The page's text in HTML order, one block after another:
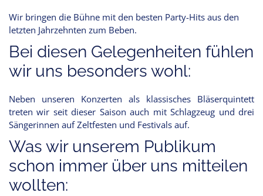
Wir bringen die Bühne mit den besten Party-Hits aus den
letzten Jahrzehnten zum Beben.
Bei diesen Gelegenheiten fühlen
wir uns besonders wohl:
Neben unseren Konzerten als klassisches Bläserquintett
treten wir seit dieser Saison auch mit Schlagzeug und drei
Sängerinnen auf Zeltfesten und Festivals auf.
Was wir unserem Publikum
schon immer über uns mitteilen
wollten: